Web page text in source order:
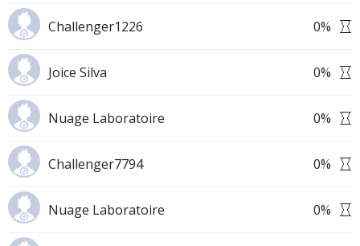
Challenger1226 0%
Joice Silva 0%
Nuage Laboratoire 0%
Challenger7794 0%
Nuage Laboratoire 0%